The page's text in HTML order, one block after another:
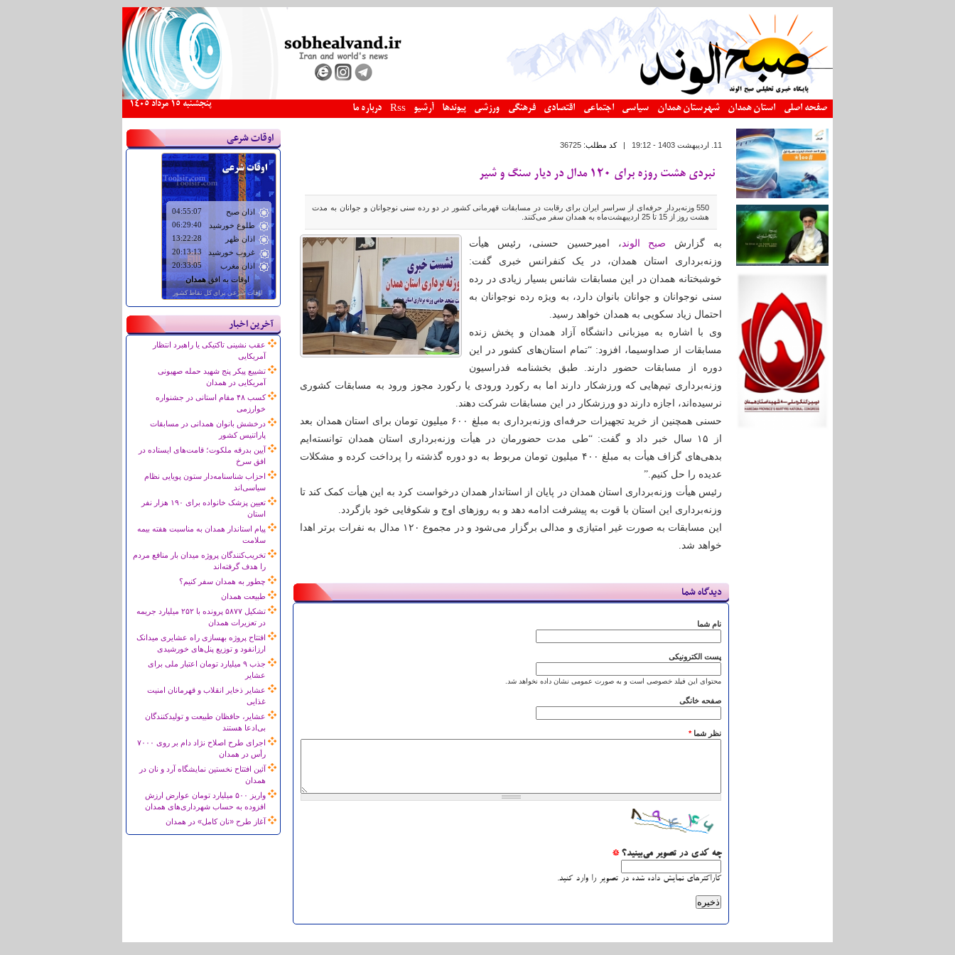
صفحه اصلی استان همدان شهرستان همدان سیاسی اجتماعی اقتصادی فرهنگی ورزشی پیوندها آرشیو Rss درباره ما پنجشنبه 15 مرداد 1405
اوقات شرعی
آخرین اخبار
عقب نشینی تاکتیکی یا راهبرد انتظار
آمریکایی
تشییع پیکر پنج شهید حمله صهیونی
آمریکایی در همدان
کسب ۴۸ مقام استانی در جشنواره
خوارزمی
درخشش بانوان همدانی در مسابقات
پاراتنیس کشور
آیین بدرقه ملکوت؛ قامت‌های ایستاده در
افق سرخ
احزاب شناسنامه‌دار ستون پویایی نظام
سیاسی‌اند
تعیین پزشک خانواده برای ۱۹۰ هزار نفر
استان
پیام استاندار همدان به مناسبت هفته بیمه
سلامت
تخریب‌کنندگان پروژه میدان بار منافع مردم
را هدف گرفته‌اند
چطور به همدان سفر کنیم؟
طبیعت همدان
تشکیل ۵۸۷۷ پرونده با ۲۵۲ میلیارد جریمه
در تعزیرات همدان
افتتاح پروژه بهسازی راه عشایری میدانک
ارزانفود و توزیع پنل‌های خورشیدی
جذب ۹ میلیارد تومان اعتبار ملی برای
عشایر
عشایر ذخایر انقلاب و قهرمانان امنیت
غذایی
عشایر، حافظان طبیعت و تولیدکنندگان
بی‌ادعا هستند
اجرای طرح اصلاح نژاد دام بر روی ۷۰۰۰
رأس در همدان
آئین افتتاح نخستین نمایشگاه آرد و نان در
همدان
واریز ۵۰۰ میلیارد تومان عوارض ارزش
افزوده به حساب شهرداری‌های همدان
آغاز طرح «نان کامل» در همدان
11. ارديبهشت 1403 - 19:12 |کد مطلب:36725
نبردی هشت روزه برای 120 مدال در دیار سنگ و شیر
550 وزنه‌بردار حرفه‌ای از سراسر ایران برای رقابت در مسابقات قهرمانی کشور در دو رده سنی نوجوانان و جوانان به مدت
هشت روز از 15 تا 25 اردیبهشت‌ماه به همدان سفر می‌کنند.
به گزارش صبح الوند ، امیرحسین حسنی، رئیس هیأت
وزنه‌برداری استان همدان، در یک کنفرانس خبری گفت:
خوشبختانه همدان در این مسابقات شانس بسیار زیادی در رده
سنی نوجوانان و جوانان بانوان دارد، به ویژه رده نوجوانان به
احتمال زیاد سکویی به همدان خواهد رسید.
وی با اشاره به میزبانی دانشگاه آزاد همدان و پخش زنده
مسابقات از صداوسیما، افزود: “تمام استان‌های کشور در این
دوره از مسابقات حضور دارند. طبق بخشنامه فدراسیون
وزنه‌برداری تیم‌هایی که ورزشکار دارند اما به رکورد ورودی یا رکورد مجوز ورود به مسابقات کشوری
نرسیده‌اند، اجازه دارند دو ورزشکار در این مسابقات شرکت دهند.
حسنی همچنین از خرید تجهیزات حرفه‌ای وزنه‌برداری به مبلغ ۶۰۰ میلیون تومان برای استان همدان بعد
از ۱۵ سال خبر داد و گفت: “طی مدت حضورمان در هیأت وزنه‌برداری استان همدان توانسته‌ایم
بدهی‌های گزاف هیأت به مبلغ ۴۰۰ میلیون تومان مربوط به دو دوره گذشته را پرداخت کرده و مشکلات
عدیده را حل کنیم.”
رئیس هیأت وزنه‌برداری استان همدان در پایان از استاندار همدان درخواست کرد به این هیأت کمک کند تا
وزنه‌برداری این استان با قوت به پیشرفت ادامه دهد و به روزهای اوج و شکوفایی خود بازگردد.
این مسابقات به صورت غیر امتیازی و مدالی برگزار می‌شود و در مجموع ۱۲۰ مدال به نفرات برتر اهدا
خواهد شد.
دیدگاه شما
نام شما
پست الکترونیکی
محتوای این فیلد خصوصی است و به صورت عمومی نشان داده نخواهد شد.
صفحه خانگی
نظر شما*
چه کدی در تصویر می‌بینید؟*
کاراکترهای نمایش داده شده در تصویر را وارد کنید.